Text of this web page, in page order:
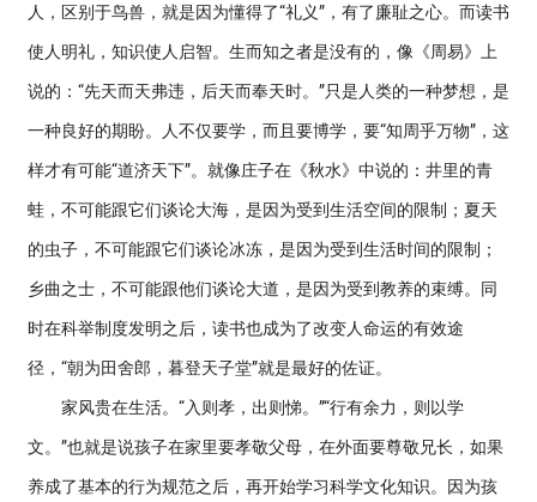
人，区别于鸟兽，就是因为懂得了“礼义”，有了廉耻之心。而读书
使人明礼，知识使人启智。生而知之者是没有的，像《周易》上
说的：“先天而天弗违，后天而奉天时。”只是人类的一种梦想，是
一种良好的期盼。人不仅要学，而且要博学，要“知周乎万物”，这
样才有可能“道济天下”。就像庄子在《秋水》中说的：井里的青
蛙，不可能跟它们谈论大海，是因为受到生活空间的限制；夏天
的虫子，不可能跟它们谈论冰冻，是因为受到生活时间的限制；
乡曲之士，不可能跟他们谈论大道，是因为受到教养的束缚。同
时在科举制度发明之后，读书也成为了改变人命运的有效途
径，“朝为田舍郎，暮登天子堂”就是最好的佐证。
家风贵在生活。“入则孝，出则悌。”“行有余力，则以学
文。”也就是说孩子在家里要孝敬父母，在外面要尊敬兄长，如果
养成了基本的行为规范之后，再开始学习科学文化知识。因为孩